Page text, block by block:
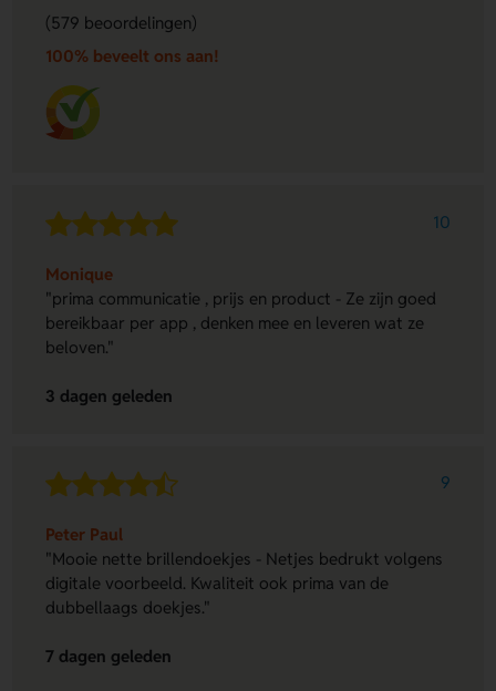
(579 beoordelingen)
100% beveelt ons aan!
10
Monique
"prima communicatie , prijs en product - Ze zijn goed
bereikbaar per app , denken mee en leveren wat ze
beloven."
3 dagen geleden
9
Peter Paul
"Mooie nette brillendoekjes - Netjes bedrukt volgens
digitale voorbeeld. Kwaliteit ook prima van de
dubbellaags doekjes."
7 dagen geleden